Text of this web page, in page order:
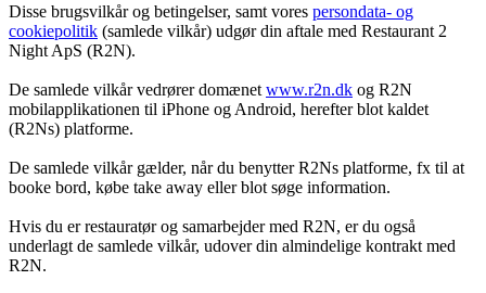
Disse brugsvilkår og betingelser, samt vores persondata- og
cookiepolitik (samlede vilkår) udgør din aftale med Restaurant 2
Night ApS (R2N).
De samlede vilkår vedrører domænet www.r2n.dk og R2N
mobilapplikationen til iPhone og Android, herefter blot kaldet
(R2Ns) platforme.
De samlede vilkår gælder, når du benytter R2Ns platforme, fx til at
booke bord, købe take away eller blot søge information.
Hvis du er restauratør og samarbejder med R2N, er du også
underlagt de samlede vilkår, udover din almindelige kontrakt med
R2N.